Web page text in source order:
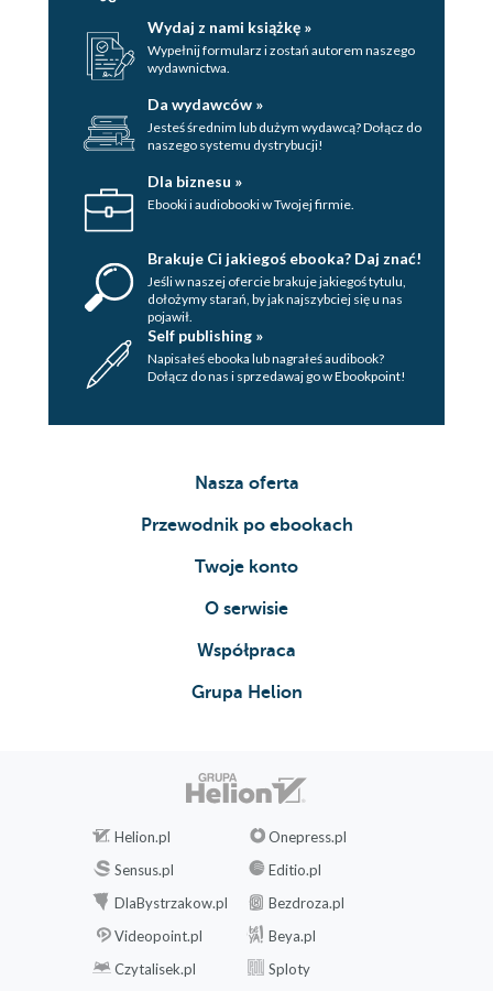
Wydaj z nami książkę »
Wypełnij formularz i zostań autorem naszego
wydawnictwa.
Da wydawców »
Jesteś średnim lub dużym wydawcą? Dołącz do
naszego systemu dystrybucji!
Dla biznesu »
Ebooki i audiobooki w Twojej firmie.
Brakuje Ci jakiegoś ebooka? Daj znać!
Jeśli w naszej ofercie brakuje jakiegoś tytulu,
dołożymy starań, by jak najszybciej się u nas
pojawił.
Self publishing »
Napisałeś ebooka lub nagrałeś audibook?
Dołącz do nas i sprzedawaj go w Ebookpoint!
Nasza oferta
Przewodnik po ebookach
Twoje konto
O serwisie
Współpraca
Grupa Helion
Helion.pl
Onepress.pl
Sensus.pl
Editio.pl
DlaBystrzakow.pl
Bezdroza.pl
Videopoint.pl
Beya.pl
Czytalisek.pl
Sploty